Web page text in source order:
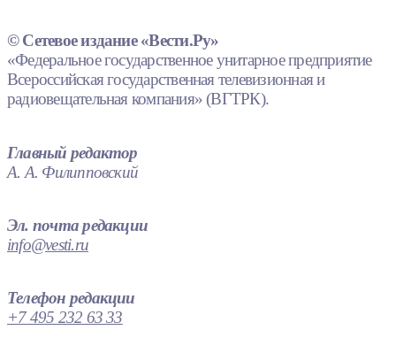
© Сетевое издание «Вести.Ру»
«Федеральное государственное унитарное предприятие
Всероссийская государственная телевизионная и
радиовещательная компания» (ВГТРК).
Главный редактор
А. А. Филипповский
Эл. почта редакции
info@vesti.ru
Телефон редакции
+7 495 232 63 33